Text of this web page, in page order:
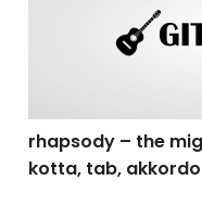
rhapsody – the
kotta, tab,